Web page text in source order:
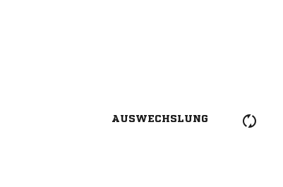
AUSWECHSLUNG